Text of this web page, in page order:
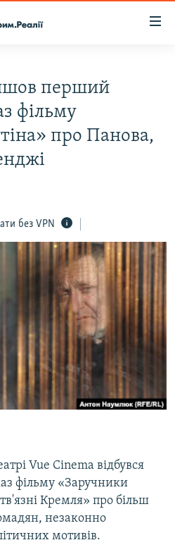
перший
фільму
про Панова,
без VPN
Vue Cinema відбувся
фільму «Заручники
Кремля» про більш
незаконно
мотивів.